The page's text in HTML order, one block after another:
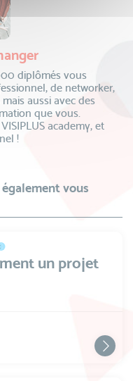
diplômés vous
de networker,
aussi avec des
que vous.
academy, et
!
vous
un projet